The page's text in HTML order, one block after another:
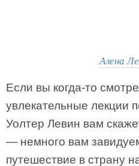
Алена
Если вы когда-то
увлекательные лекции
Уолтер Левин вам
— немного вам
путешествие в страну